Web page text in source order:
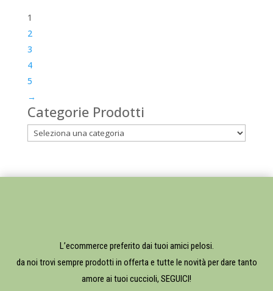
1
2
3
4
5
→
Categorie Prodotti
L’ecommerce preferito dai tuoi amici pelosi.
da noi trovi sempre prodotti in offerta e tutte le novità per dare tanto
amore ai tuoi cuccioli, SEGUICI!